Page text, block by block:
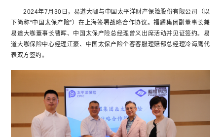
2024年7月30日，易道大咖与中国太平洋财产保险股份有限公司（以
下简称“中国太保产险”）在上海签署战略合作协议。福耀集团副董事长兼
易道大咖董事长曹晖、中国太保产险总经理曾义出席活动并见证签约。易
道大咖保险中心经理江豪、中国太保产险个客客服理赔部总经理冷海鹰代
表双方签约。